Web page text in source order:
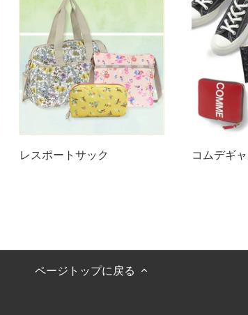
レスポートサック コムデギ
ページトップに戻る